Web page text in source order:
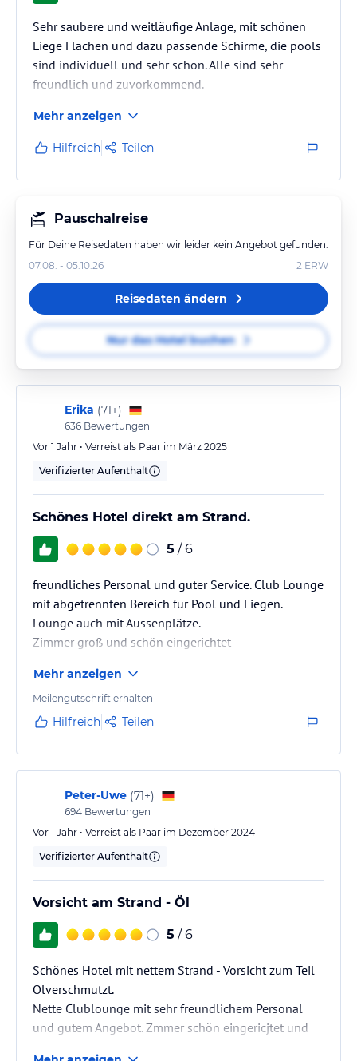
Sehr saubere und weitläufige Anlage, mit schönen
Liege Flächen und dazu passende Schirme, die pools
sind individuell und sehr schön. Alle sind sehr
freundlich und zuvorkommend.
Mehr anzeigen
Hilfreich Teilen
Pauschalreise
Für Deine Reisedaten haben wir leider kein Angebot gefunden.
07.08. - 05.10.26
2 ERW
Reisedaten ändern
Nur das Hotel buchen
Erika (71+)
636 Bewertungen
Vor 1 Jahr • Verreist als Paar im März 2025
Verifizierter Aufenthalt
Schönes Hotel direkt am Strand.
5 / 6
freundliches Personal und guter Service. Club Lounge
mit abgetrennten Bereich für Pool und Liegen.
Lounge auch mit Aussenplätze.
Zimmer groß und schön eingerichtet
Mehr anzeigen
Meilengutschrift erhalten
Hilfreich Teilen
Peter-Uwe (71+)
694 Bewertungen
Vor 1 Jahr • Verreist als Paar im Dezember 2024
Verifizierter Aufenthalt
Vorsicht am Strand - Öl
5 / 6
Schönes Hotel mit nettem Strand - Vorsicht zum Teil
Ölverschmutzt.
Nette Clublounge mit sehr freundlichem Personal
und gutem Angebot. Zmmer schön eingericjtet und